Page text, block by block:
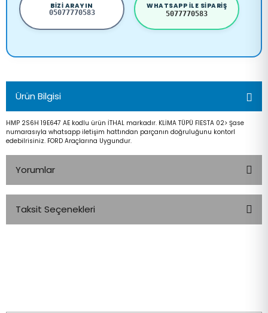
BIZI ARAYIN
05077770583
WHATSAPP ILE SIPARIŞ
5077770583
Ürün Bilgisi
HMP 2S6H 19E647 AE kodlu ürün İTHAL markadır. KLİMA TÜPÜ FIESTA 02> Şase
numarasıyla whatsapp iletişim hattından parçanın doğruluğunu kontorl
edebilrisiniz. FORD Araçlarına Uygundur.
Yorumlar
Taksit Seçenekleri